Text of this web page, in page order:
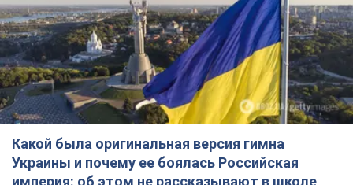
Украины и почему ее боялась Российская
империя: об этом не рассказывают в школе
Государственным символом являются только первый куплет
и припев песни
7 часов назад 30,5 т.
Александру Пономареву – 53: что
известно о трех детях секс-
символа 90-х и как они выглядят